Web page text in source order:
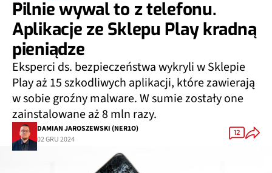
Pilnie wywal to z telefonu.
Aplikacje ze Sklepu Play kradną
pieniądze
Eksperci ds. bezpieczeństwa wykryli w Sklepie
Play aż 15 szkodliwych aplikacji, które zawierają
w sobie groźny malware. W sumie zostały one
zainstalowane aż 8 mln razy.
DAMIAN JAROSZEWSKI (NER1O)
02 GRU 2024
12